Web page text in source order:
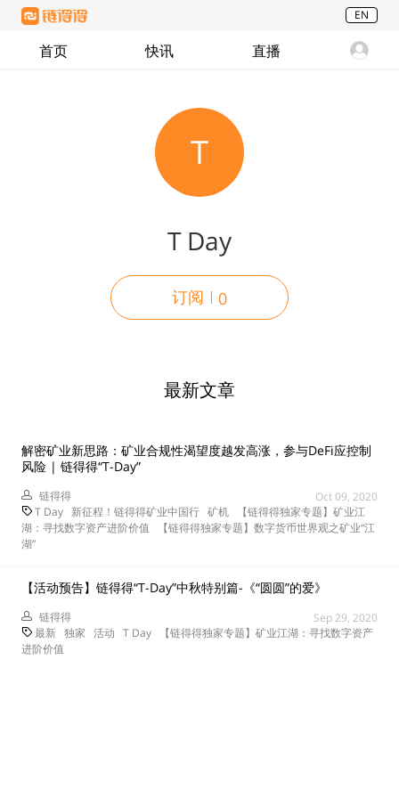
EN
首页 快讯 直播
T
T Day
订阅 0
最新文章
解密矿业新思路：矿业合规性渴望度越发高涨，参与DeFi应控制
风险 | 链得得“T-Day”
链得得
Oct 09, 2020
T Day 新征程！链得得矿业中国行 矿机
【链得得独家专题】矿业江
湖：寻找数字资产进阶价值
【链得得独家专题】数字货币世界观之矿业“江
湖”
【活动预告】链得得“T-Day”中秋特别篇-《“圆圆”的爱》
链得得
Sep 29, 2020
最新 独家 活动 T Day
【链得得独家专题】矿业江湖：寻找数字资产
进阶价值